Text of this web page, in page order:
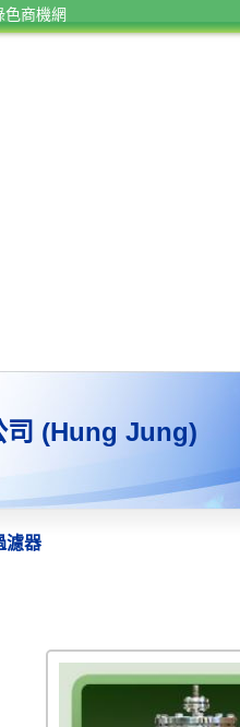
色商機網
司 (Hung Jung)
濾器